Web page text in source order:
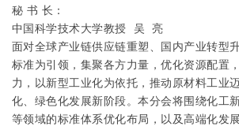
秘 书 长：
中国科学技术大学教授
吴
亮
面对全球产业链供应链重塑、国内产业转型
标准为引领，集聚各方力量，优化资源配置
力，以新型工业化为依托，推动原材料工业
化、绿色化发展新阶段。本分会将围绕化工
等领域的标准体系优化布局，以及高端化发